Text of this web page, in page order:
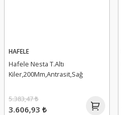
HAFELE
Hafele Nesta T.Altı
Kiler,200Mm,Antrasit,Sağ
3.606,93 ₺
5.383,47 ₺